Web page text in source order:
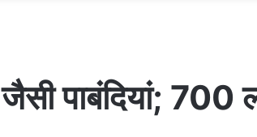
पाबंदियां; 700